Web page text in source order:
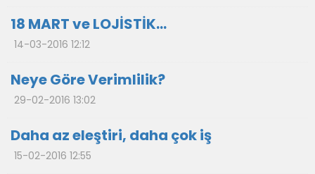
18 MART ve LOJİSTİK…
14-03-2016 12:12
Neye Göre Verimlilik?
29-02-2016 13:02
Daha az eleştiri, daha çok iş
15-02-2016 12:55